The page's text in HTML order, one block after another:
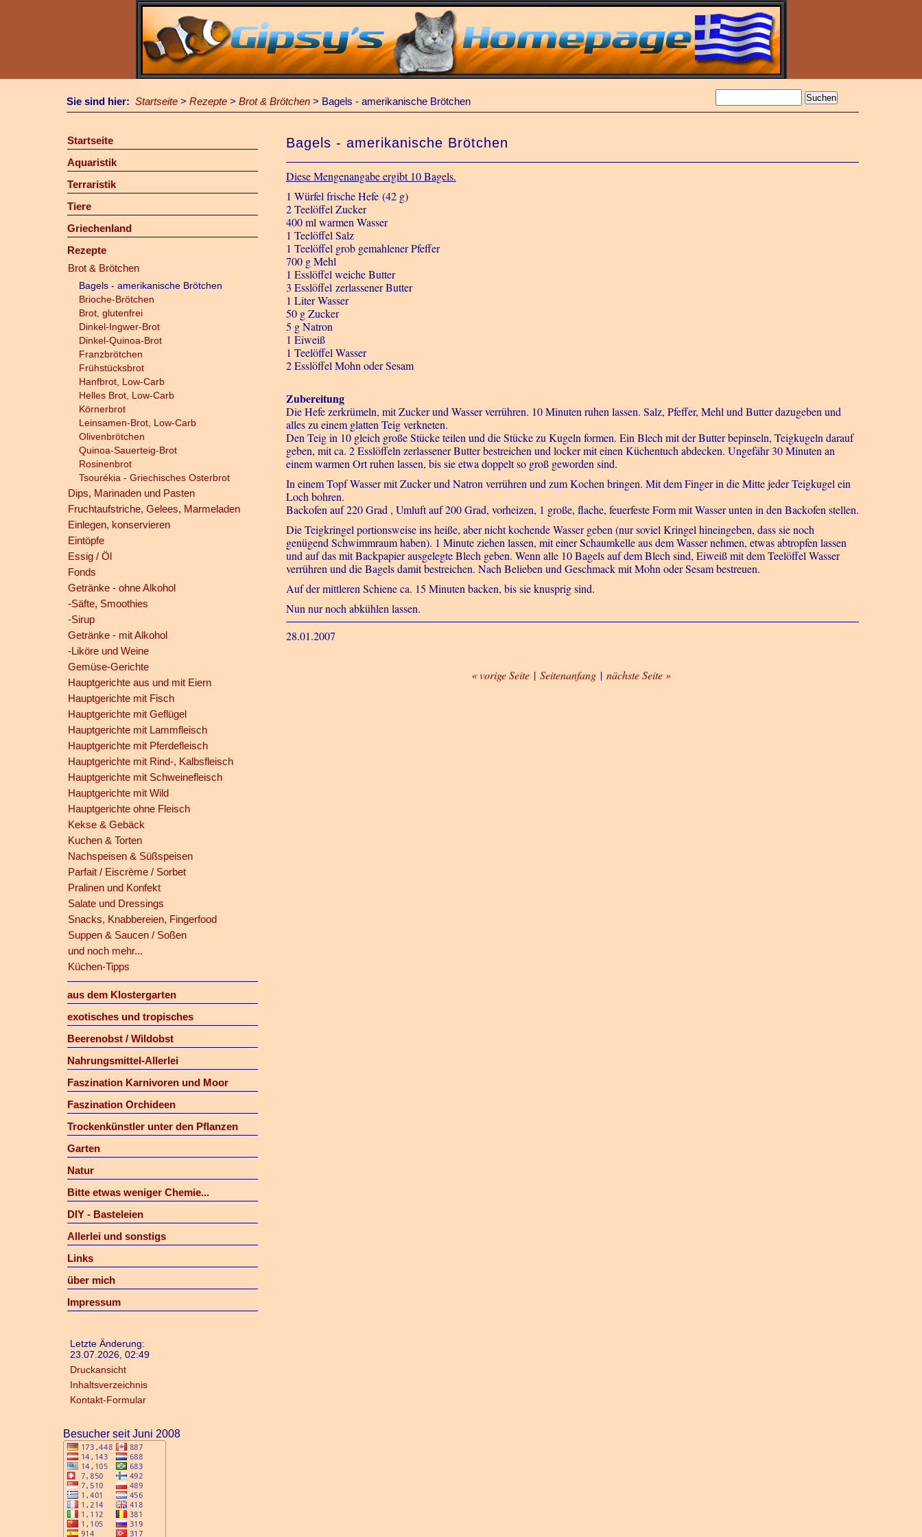
Sie sind hier: Startseite > Rezepte > Brot & Brötchen > Bagels - amerikanische Brötchen
Startseite
Aquaristik
Terraristik
Tiere
Griechenland
Rezepte
Brot & Brötchen
Bagels - amerikanische Brötchen
Brioche-Brötchen
Brot, glutenfrei
Dinkel-Ingwer-Brot
Dinkel-Quinoa-Brot
Franzbrötchen
Frühstücksbrot
Hanfbrot, Low-Carb
Helles Brot, Low-Carb
Körnerbrot
Leinsamen-Brot, Low-Carb
Olivenbrötchen
Quinoa-Sauerteig-Brot
Rosinenbrot
Tsourékia - Griechisches Osterbrot
Dips, Marinaden und Pasten
Fruchtaufstriche, Gelees, Marmeladen
Einlegen, konservieren
Eintöpfe
Essig / Öl
Fonds
Getränke - ohne Alkohol
-Säfte, Smoothies
-Sirup
Getränke - mit Alkohol
-Liköre und Weine
Gemüse-Gerichte
Hauptgerichte aus und mit Eiern
Hauptgerichte mit Fisch
Hauptgerichte mit Geflügel
Hauptgerichte mit Lammfleisch
Hauptgerichte mit Pferdefleisch
Hauptgerichte mit Rind-, Kalbsfleisch
Hauptgerichte mit Schweinefleisch
Hauptgerichte mit Wild
Hauptgerichte ohne Fleisch
Kekse & Gebäck
Kuchen & Torten
Nachspeisen & Süßspeisen
Parfait / Eiscrème / Sorbet
Pralinen und Konfekt
Salate und Dressings
Snacks, Knabbereien, Fingerfood
Suppen & Saucen / Soßen
und noch mehr...
Küchen-Tipps
aus dem Klostergarten
exotisches und tropisches
Beerenobst / Wildobst
Nahrungsmittel-Allerlei
Faszination Karnivoren und Moor
Faszination Orchideen
Trockenkünstler unter den Pflanzen
Garten
Natur
Bitte etwas weniger Chemie...
DIY - Basteleien
Allerlei und sonstigs
Links
über mich
Impressum
Letzte Änderung:
23.07.2026, 02:49
Druckansicht
Inhaltsverzeichnis
Kontakt-Formular
Besucher seit Juni 2008
Bagels - amerikanische Brötchen
Diese Mengenangabe ergibt 10 Bagels.
1 Würfel frische Hefe (42 g)
2 Teelöffel Zucker
400 ml warmen Wasser
1 Teelöffel Salz
1 Teelöffel grob gemahlener Pfeffer
700 g Mehl
1 Esslöffel weiche Butter
3 Esslöffel zerlassener Butter
1 Liter Wasser
50 g Zucker
5 g Natron
1 Eiweiß
1 Teelöffel Wasser
2 Esslöffel Mohn oder Sesam
Zubereitung
Die Hefe zerkrümeln, mit Zucker und Wasser verrühren. 10 Minuten ruhen lassen. Salz, Pfeffer, Mehl und Butter dazugeben und
alles zu einem glatten Teig verkneten.
Den Teig in 10 gleich große Stücke teilen und die Stücke zu Kugeln formen. Ein Blech mit der Butter bepinseln, Teigkugeln darauf
geben, mit ca. 2 Esslöffeln zerlassener Butter bestreichen und locker mit einen Küchentuch abdecken. Ungefähr 30 Minuten an
einem warmen Ort ruhen lassen, bis sie etwa doppelt so groß geworden sind.
In einem Topf Wasser mit Zucker und Natron verrühren und zum Kochen bringen. Mit dem Finger in die Mitte jeder Teigkugel ein
Loch bohren.
Backofen auf 220 Grad , Umluft auf 200 Grad, vorheizen, 1 große, flache, feuerfeste Form mit Wasser unten in den Backofen stellen.
Die Teigkringel portionsweise ins heiße, aber nicht kochende Wasser geben (nur soviel Kringel hineingeben, dass sie noch
genügend Schwimmraum haben). 1 Minute ziehen lassen, mit einer Schaumkelle aus dem Wasser nehmen, etwas abtropfen lassen
und auf das mit Backpapier ausgelegte Blech geben. Wenn alle 10 Bagels auf dem Blech sind, Eiweiß mit dem Teelöffel Wasser
verrühren und die Bagels damit bestreichen. Nach Belieben und Geschmack mit Mohn oder Sesam bestreuen.
Auf der mittleren Schiene ca. 15 Minuten backen, bis sie knusprig sind.
Nun nur noch abkühlen lassen.
28.01.2007
« vorige Seite | Seitenanfang | nächste Seite »